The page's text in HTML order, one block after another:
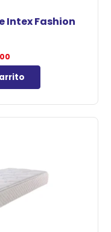
Intex Fashion